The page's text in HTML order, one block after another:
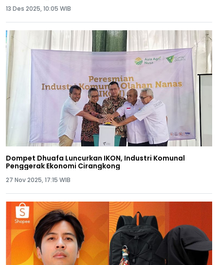
13 Des 2025, 10:05 WIB
Dompet Dhuafa Luncurkan IKON, Industri Komunal
Penggerak Ekonomi Cirangkong
27 Nov 2025, 17:15 WIB